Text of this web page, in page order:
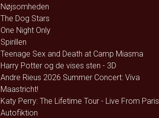
Nøjsomheden
The Dog Stars
One Night Only
Spirillen
Teenage Sex and Death at Camp Miasma
Harry Potter og de vises sten - 3D
Andre Rieus 2026 Summer Concert: Viva
Maastricht!
Katy Perry: The Lifetime Tour - Live From Paris
Autofiktion